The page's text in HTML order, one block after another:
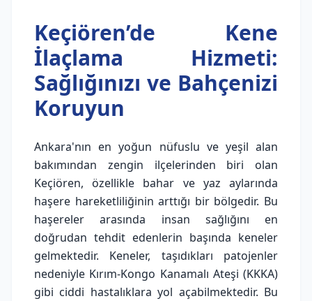
Keçiören’de Kene
İlaçlama Hizmeti:
Sağlığınızı ve Bahçenizi
Koruyun
Ankara'nın en yoğun nüfuslu ve yeşil alan
bakımından zengin ilçelerinden biri olan
Keçiören, özellikle bahar ve yaz aylarında
haşere hareketliliğinin arttığı bir bölgedir. Bu
haşereler arasında insan sağlığını en
doğrudan tehdit edenlerin başında keneler
gelmektedir. Keneler, taşıdıkları patojenler
nedeniyle Kırım-Kongo Kanamalı Ateşi (KKKA)
gibi ciddi hastalıklara yol açabilmektedir. Bu